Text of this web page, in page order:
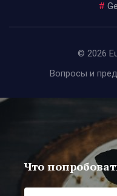
#
© 2026
Вопросы и
Что